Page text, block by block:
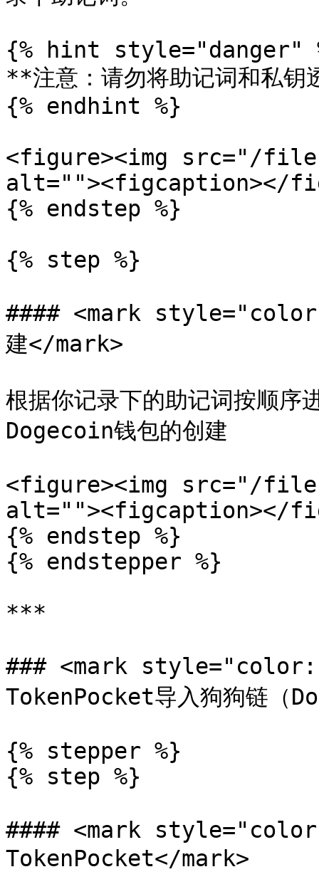
{% hint style="danger"
**注意：请勿将助记词和私钥
{% endhint %}
<figure><img src="/
alt=""><figcaption></
{% endstep %}
{% step %}
#### <mark
建</mark>
根据你记录下的助记词按顺序
Dogecoin钱包的创建
<figure><img src="/
alt=""><figcaption></
{% endstep %}
{% endstepper %}
***
### <mark
TokenPocket导入狗狗链（
{% stepper %}
{% step %}
#### <mark
TokenPocket</mark>